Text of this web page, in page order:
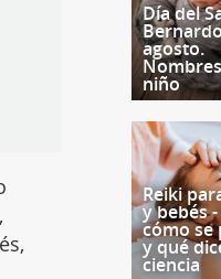
Día del
agosto.
niño
Reiki
y bebés
cómo se
y qué
ciencia